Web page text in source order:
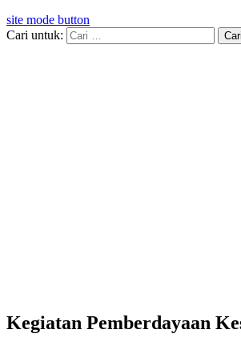
site mode button
Cari untuk:
Kegiatan Pemberdayaan